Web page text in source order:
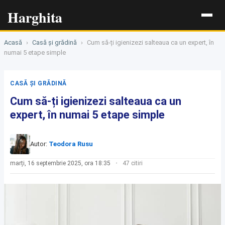
Harghita
Acasă › Casă și grădină ›
Cum să-ți igienizezi salteaua ca un expert, în
numai 5 etape simple
CASĂ ȘI GRĂDINĂ
Cum să-ți igienizezi salteaua ca un
expert, în numai 5 etape simple
Autor: Teodora Rusu
marți, 16 septembrie 2025, ora 18:35 47 citiri